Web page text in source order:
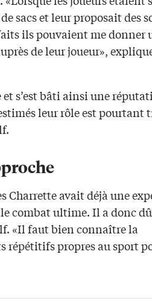
sacs et leur proposait des
ils pouvaient me donner
de leur joueur»,
s’est bâti ainsi une
leur rôle est pourtant
Charrette avait déjà une
combat ultime. Il a donc
«Il faut bien connaître la
répétitifs propres au sport